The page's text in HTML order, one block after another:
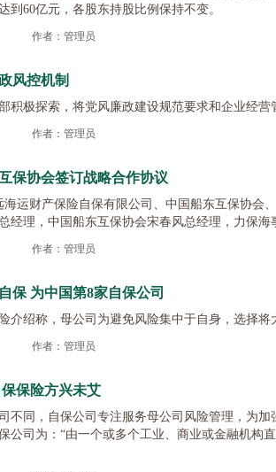
到60亿元，各股东持股比例保持不变。
作者：管理员
风控机制
积极探索，将党风廉政建设规范要求和企业经
作者：管理员
保协会签订战略合作协议
海运财产保险自保有限公司、中国船东互保协
经理，中国船东互保协会宋春风总经理，力保
作者：管理员
保 为中国第8家自保公司
介绍称，母公司为避免风险集中于自身，选择
作者：管理员
保险方兴未艾
不同，自保公司专注服务母公司风险管理，为
公司为：“由一个或多个工业、商业或金融机构